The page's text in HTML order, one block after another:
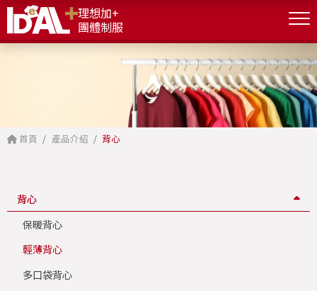
理想加+
團體制服
首頁 產品介紹 背心
背心
保暖背心
輕薄背心
多口袋背心